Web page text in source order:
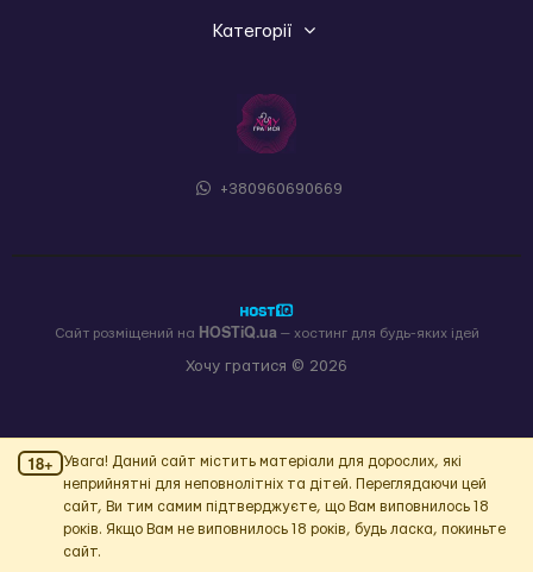
Категорії
+380960690669
Хочу гратися © 2026
Сайт розміщений на HOSTiQ.ua— хостинг для будь-яких ідей
18+
Увага! Даний сайт містить матеріали для дорослих, які
неприйнятні для неповнолітніх та дітей. Переглядаючи цей
сайт, Ви тим самим підтверджуєте, що Вам виповнилось 18
років. Якщо Вам не виповнилось 18 років, будь ласка, покиньте
сайт.